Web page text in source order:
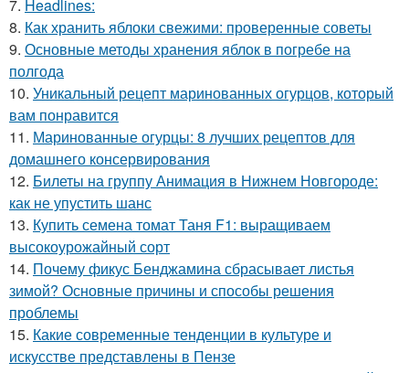
7. Headlines:
8. Как хранить яблоки свежими: проверенные советы
9. Основные методы хранения яблок в погребе на
полгода
10. Уникальный рецепт маринованных огурцов, который
вам понравится
11. Маринованные огурцы: 8 лучших рецептов для
домашнего консервирования
12. Билеты на группу Анимация в Нижнем Новгороде:
как не упустить шанс
13. Купить семена томат Таня F1: выращиваем
высокоурожайный сорт
14. Почему фикус Бенджамина сбрасывает листья
зимой? Основные причины и способы решения
проблемы
15. Какие современные тенденции в культуре и
искусстве представлены в Пензе